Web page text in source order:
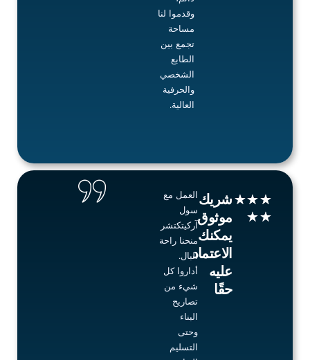
وقدموا لنا
مساحة
تجمع بين
الطابع
الشخصي
والحرفية
العالية.
★
★
★
★
★
Rated
5
out
شريك
موثوق
يمكنك
الاعتماد
عليه
حقًا
العمل مع
سول
آركيتكتشر
منحنا راحة
البال.
أداروا كل
شيء من
تصاريح
البناء
وحتى
التسليم